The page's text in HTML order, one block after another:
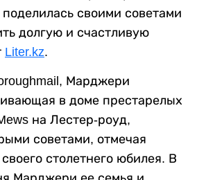
своими советами
долгую и счастливую
Liter.kz.
Марджери
в доме престарелых
на Лестер-роуд,
советами, отмечая
столетнего юбилея. В